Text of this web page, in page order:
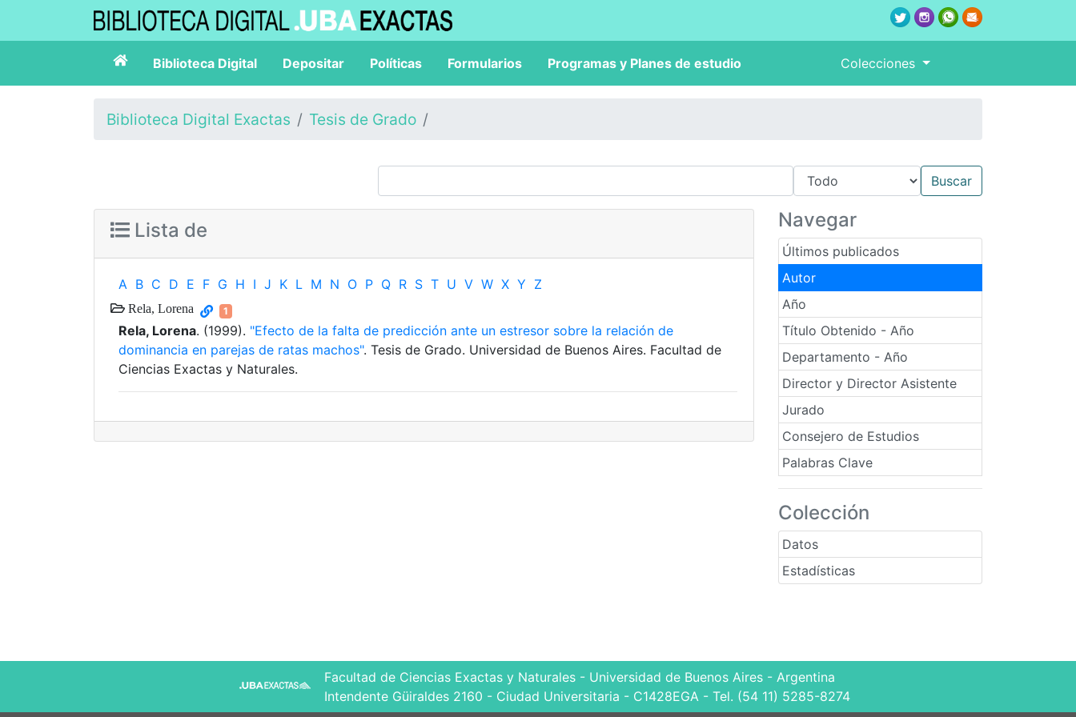
Biblioteca Digital Depositar Políticas Formularios Programas y Planes de estudio Colecciones
Biblioteca Digital Exactas Tesis de Grado
Navegar
Últimos publicados
Autor
Año
Título Obtenido - Año
Departamento - Año
Director y Director Asistente
Jurado
Consejero de Estudios
Palabras Clave
Colección
Datos
Estadísticas
Lista de
A B C D E F G H I J K L M N O P Q R S T U V W X Y Z
Rela, Lorena 1
Rela, Lorena. (1999). "Efecto de la falta de predicción ante un estresor sobre la relación de
dominancia en parejas de ratas machos". Tesis de Grado. Universidad de Buenos Aires. Facultad de
Ciencias Exactas y Naturales.
Facultad de Ciencias Exactas y Naturales - Universidad de Buenos Aires - Argentina
Intendente Güiraldes 2160 - Ciudad Universitaria - C1428EGA - Tel. (54 11) 5285-8274